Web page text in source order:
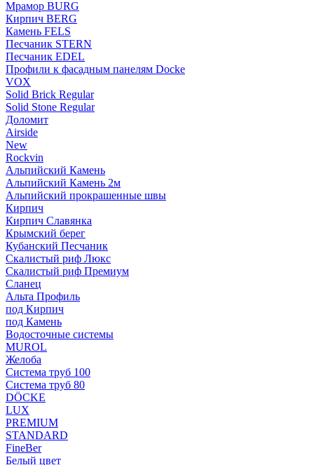
Мрамор BURG
Кирпич BERG
Камень FELS
Пес­ча­ник STERN
Пес­ча­ник EDEL
Профили к фасадным панелям Docke
VOX
Solid Brick Regular
Solid Stone Regular
Доломит
Airside
New
Rockvin
Альпийский Камень
Альпийский Камень 2м
Альпийский прокрашенные швы
Кирпич
Кирпич Славянка
Крымский берег
Кубанский Песчаник
Скалистый риф Люкс
Скалистый риф Премиум
Сланец
Альта Профиль
под Кирпич
под Камень
Водосточные системы
MUROL
Желоба
Система труб 100
Система труб 80
DÖCKE
LUX
PREMIUM
STANDARD
FineBer
Белый цвет